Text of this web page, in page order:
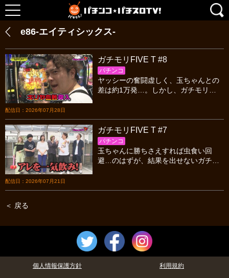
e86‐エイティシックス‐
配信日：2026年07月28日
ガチモリFIVE T #8
パチンコ
ヤッシーの奮闘虚しく、玉ちゃんとの
差は約1万発…。しかし、ガチモリ
して挑む後半戦開始だ。
配信日：2026年07月21日
ガチモリFIVE T #7
パチンコ
玉ちゃんに勝ちさえすれば虫食い回
避…のはずが、結果を出せないガチモ
食い再びなるか!?
＜ 戻る
個人情報保護方針 利用規約